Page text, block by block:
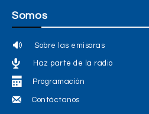
Somos
Sobre las emisoras
Haz parte de la radio
Programación
Contáctanos